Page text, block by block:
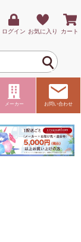
ログイン お気に入り カート
メーカー お問い合わせ